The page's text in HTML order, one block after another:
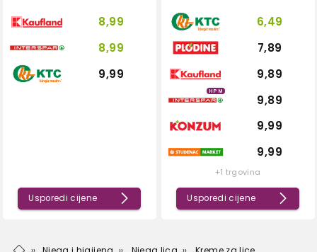
8,99
8,99
9,99
Usporedi cijene
6,49
7,89
9,89
HPM
9,89
9,99
9,99
+1 trgovina
Usporedi cijene